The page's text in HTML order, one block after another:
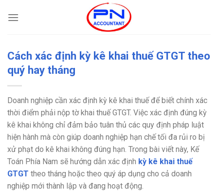
qua
Cách xác định kỳ kê khai thuế GTGT theo
quý hay tháng
Doanh nghiệp cần xác định kỳ kê khai thuế để biết chính xác
thời điểm phải nộp tờ khai thuế GTGT. Việc xác định đúng kỳ
kê khai không chỉ đảm bảo tuân thủ các quy định pháp luật
hiện hành mà còn giúp doanh nghiệp hạn chế tối đa rủi ro bị
xử phạt do kê khai không đúng hạn. Trong bài viết này, Kế
Toán Phía Nam sẽ hướng dẫn xác định kỳ kê khai thuế
GTGT theo tháng hoặc theo quý áp dụng cho cả doanh
nghiệp mới thành lập và đang hoạt động.